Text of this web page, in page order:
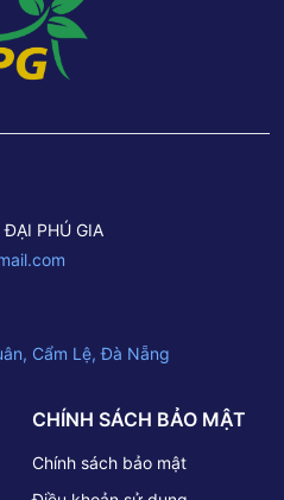
PHÚ GIA
Cẩm Lệ, Đà Nẵng
CHÍNH SÁCH BẢO MẬT
Chính sách bảo mật